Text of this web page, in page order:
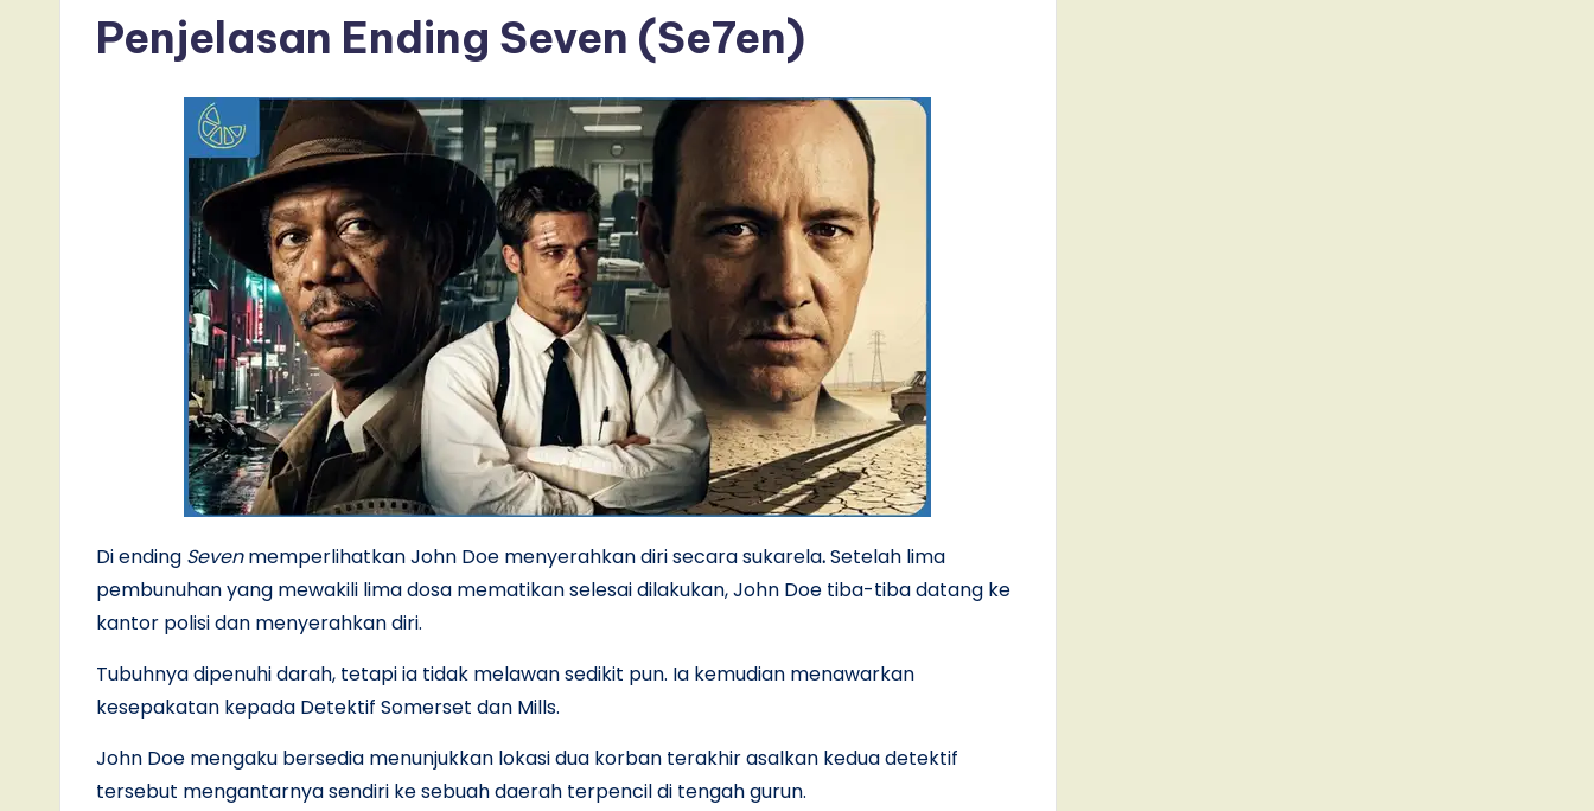
Penjelasan Ending Seven (Se7en)
Di ending Sevenmemperlihatkan John Doe menyerahkan diri secara sukarela.Setelah lima
pembunuhan yang mewakili lima dosa mematikan selesai dilakukan, John Doe tiba-tiba datang ke
kantor polisi dan menyerahkan diri.
Tubuhnya dipenuhi darah, tetapi ia tidak melawan sedikit pun. Ia kemudian menawarkan
kesepakatan kepada Detektif Somerset dan Mills.
John Doe mengaku bersedia menunjukkan lokasi dua korban terakhir asalkan kedua detektif
tersebut mengantarnya sendiri ke sebuah daerah terpencil di tengah gurun.